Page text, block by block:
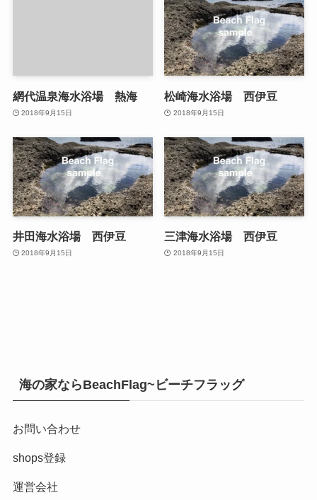
網代温泉海水浴場 熱海
2018年9月15日
松崎海水浴場 西伊豆
2018年9月15日
井田海水浴場 西伊豆
2018年9月15日
三津海水浴場 西伊豆
2018年9月15日
海の家ならBeachFlag~ビーチフラッグ
お問い合わせ
shops登録
運営会社